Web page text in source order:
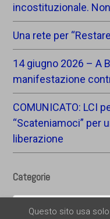
incostituzionale.
Una rete per
14 giugno 2026 – A
manifestazione
COMUNICATO: LCI
“Scateniamoci” per
liberazione
Categorie
Questo sito usa